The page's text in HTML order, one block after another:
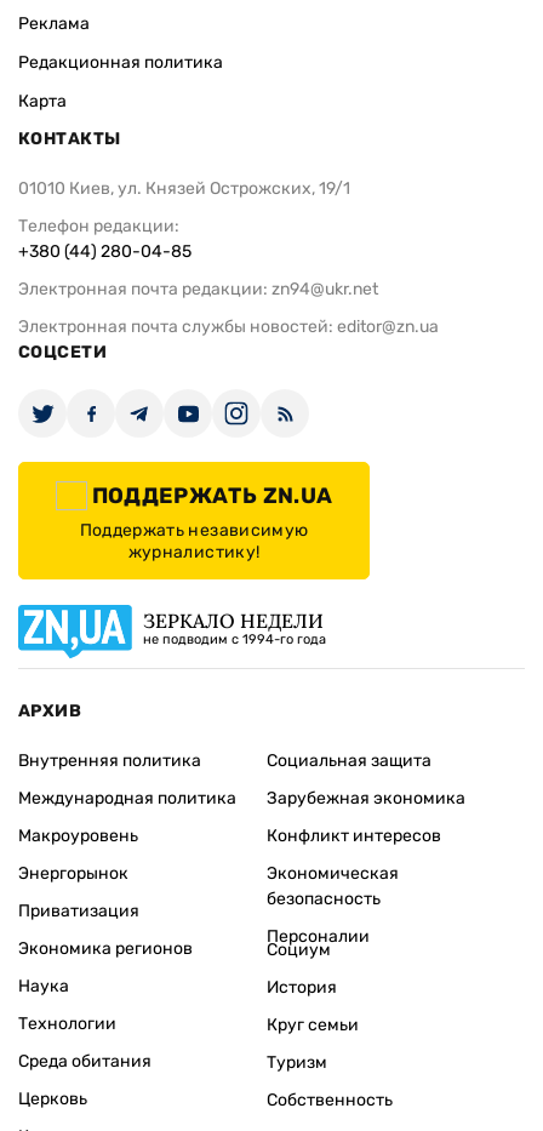
Реклама
Редакционная политика
Карта
КОНТАКТЫ
01010 Киев, ул. Князей Острожских, 19/1
Телефон редакции:
+380 (44) 280-04-85
Электронная почта редакции: zn94@ukr.net
Электронная почта службы новостей: editor@zn.ua
СОЦСЕТИ
ПОДДЕРЖАТЬ ZN.UA
Поддержать независимую
журналистику!
ЗЕРКАЛО НЕДЕЛИ
не подводим с 1994-го года
АРХИВ
Внутренняя политика
Международная политика
Макроуровень
Энергорынок
Приватизация
Экономика регионов
Социальная защита
Зарубежная экономика
Конфликт интересов
Экономическая
безопасность
Персоналии
Наука
Технологии
Среда обитания
Церковь
Социум
История
Круг семьи
Туризм
Собственность